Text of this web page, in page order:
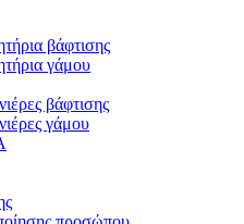
βάφτισης
γάμου
βάφτισης
γάμου